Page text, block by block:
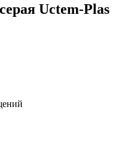
Uctem-Plas